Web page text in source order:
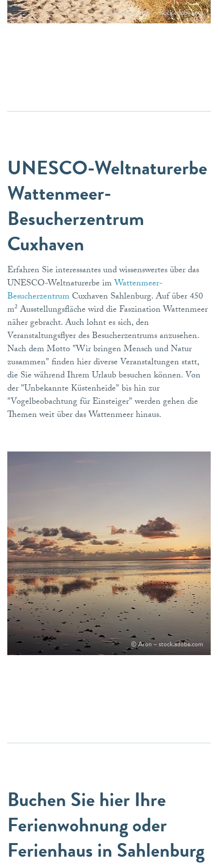
© Thorsten Schier – stock.adobe.com
UNESCO-Weltnaturerbe
Wattenmeer-
Besucherzentrum
Cuxhaven
Erfahren Sie interessantes und wissenswertes über das
UNESCO-Weltnaturerbe imWattenmeer-
Besucherzentrum Cuxhaven Sahlenburg. Auf über 450
m² Ausstellungsfläche wird die Faszination Wattenmeer
näher gebracht. Auch lohnt es sich, den
Veranstaltungsflyer des Besucherzentrums anzusehen.
Nach dem Motto "Wir bringen Mensch und Natur
zusammen" finden hier diverse Veranstaltungen statt,
die Sie während Ihrem Urlaub besuchen können. Von
der "Unbekannte Küstenheide" bis hin zur
"Vogelbeobachtung für Einsteiger" werden gehen die
Themen weit über das Wattenmeer hinaus.
© Aron – stock.adobe.com
Buchen Sie hier Ihre
Ferienwohnung oder
Ferienhaus in Sahlenburg